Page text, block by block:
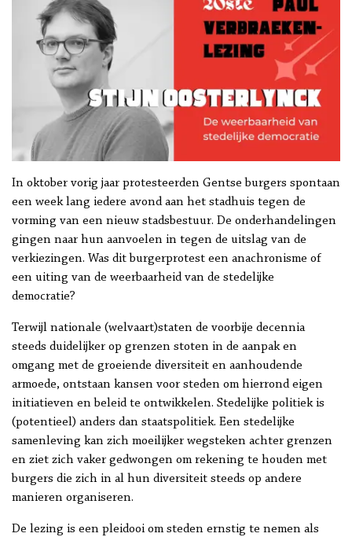
In oktober vorig jaar protesteerden Gentse burgers spontaan
een week lang iedere avond aan het stadhuis tegen de
vorming van een nieuw stadsbestuur. De onderhandelingen
gingen naar hun aanvoelen in tegen de uitslag van de
verkiezingen. Was dit burgerprotest een anachronisme of
een uiting van de weerbaarheid van de stedelijke
democratie?
Terwijl nationale (welvaart)staten de voorbije decennia
steeds duidelijker op grenzen stoten in de aanpak en
omgang met de groeiende diversiteit en aanhoudende
armoede, ontstaan kansen voor steden om hierrond eigen
initiatieven en beleid te ontwikkelen. Stedelijke politiek is
(potentieel) anders dan staatspolitiek. Een stedelijke
samenleving kan zich moeilijker wegsteken achter grenzen
en ziet zich vaker gedwongen om rekening te houden met
burgers die zich in al hun diversiteit steeds op andere
manieren organiseren.
De lezing is een pleidooi om steden ernstig te nemen als